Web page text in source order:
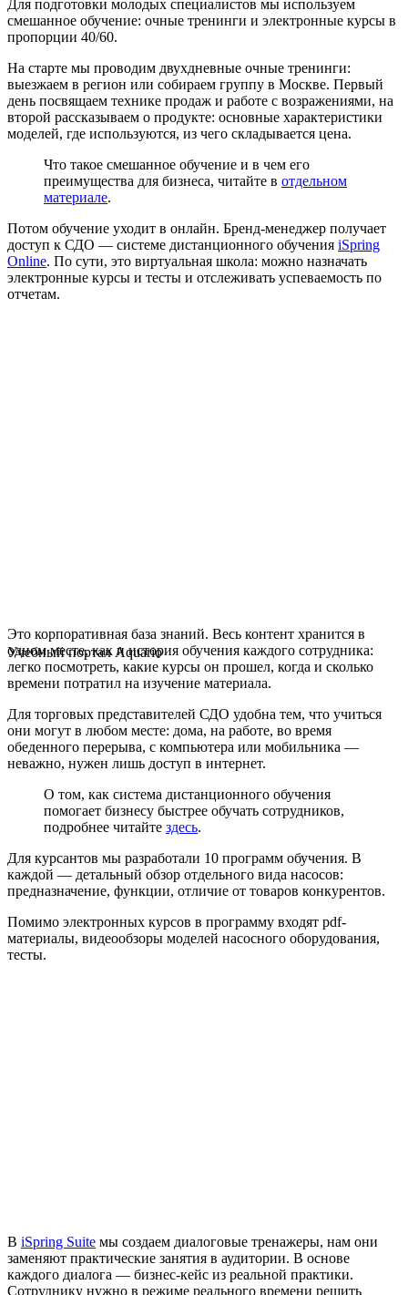
Для подготовки молодых специалистов мы используем
смешанное обучение: очные тренинги и электронные курсы в
пропорции 40/60.
На старте мы проводим двухдневные очные тренинги:
выезжаем в регион или собираем группу в Москве. Первый
день посвящаем технике продаж и работе с возражениями, на
второй рассказываем о продукте: основные характеристики
моделей, где используются, из чего складывается цена.
Что такое смешанное обучение и в чем его
преимущества для бизнеса, читайте в отдельном
материале.
Потом обучение уходит в онлайн. Бренд-менеджер получает
доступ к СДО — системе дистанционного обучения iSpring
Online. По сути, это виртуальная школа: можно назначать
электронные курсы и тесты и отслеживать успеваемость по
отчетам.
Учебный портал Aquario
Это корпоративная база знаний. Весь контент хранится в
одном месте, как и история обучения каждого сотрудника:
легко посмотреть, какие курсы он прошел, когда и сколько
времени потратил на изучение материала.
Для торговых представителей СДО удобна тем, что учиться
они могут в любом месте: дома, на работе, во время
обеденного перерыва, с компьютера или мобильника —
неважно, нужен лишь доступ в интернет.
О том, как система дистанционного обучения
помогает бизнесу быстрее обучать сотрудников,
подробнее читайте здесь.
Для курсантов мы разработали 10 программ обучения. В
каждой — детальный обзор отдельного вида насосов:
предназначение, функции, отличие от товаров конкурентов.
Помимо электронных курсов в программу входят pdf-
материалы, видеообзоры моделей насосного оборудования,
тесты.
В iSpring Suite мы создаем диалоговые тренажеры, нам они
заменяют практические занятия в аудитории. В основе
каждого диалога — бизнес-кейс из реальной практики.
Сотруднику нужно в режиме реального времени решить